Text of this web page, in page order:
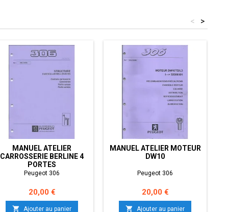
>
<
MANUEL ATELIER
CARROSSERIE BERLINE 4
PORTES
Peugeot 306
Prix
20,00 €
 Ajouter au panier
MANUEL ATELIER MOTEUR
DW10
Peugeot 306
Prix
20,00 €
 Ajouter au panier